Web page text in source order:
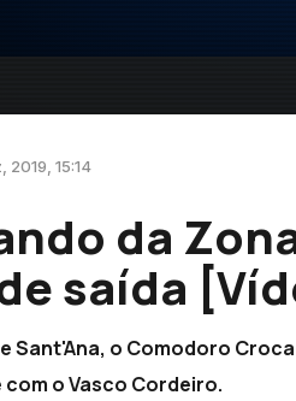
2019, 15:14
da
saída
Sant'Ana, o Comodoro
o Vasco Cordeiro.